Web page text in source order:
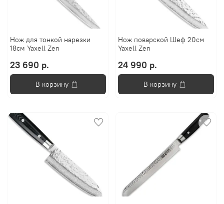
Нож для тонкой нарезки
18см Yaxell Zen
23 690 р.
В корзину
Нож поварской Шеф 20см
Yaxell Zen
24 990 р.
В корзину